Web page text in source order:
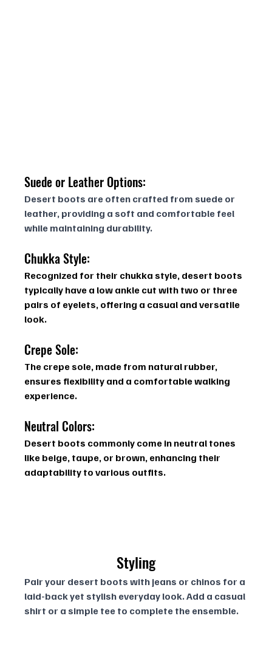
Suede or Leather Options:
Desert boots are often crafted from suede or
leather, providing a soft and comfortable feel
while maintaining durability.
Chukka Style:
Recognized for their chukka style, desert boots
typically have a low ankle cut with two or three
pairs of eyelets, offering a casual and versatile
look.
Crepe Sole:
The crepe sole, made from natural rubber,
ensures flexibility and a comfortable walking
experience.
Neutral Colors:
Desert boots commonly come in neutral tones
like beige, taupe, or brown, enhancing their
adaptability to various outfits.
Styling
Pair your desert boots with jeans or chinos for a
laid-back yet stylish everyday look. Add a casual
shirt or a simple tee to complete the ensemble.